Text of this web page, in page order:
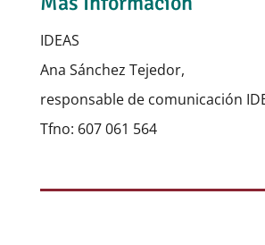
IDEAS
Ana Sánchez Tejedor,
responsable de comunicación
Tfno: 607 061 564